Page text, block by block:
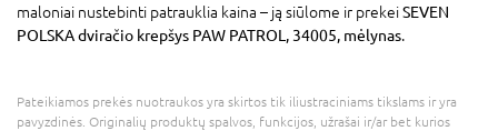
maloniai nustebinti patrauklia kaina – ją siūlome ir prekeiSEVEN
POLSKA dviračio krepšys PAW PATROL, 34005, mėlynas.
Pateikiamos prekės nuotraukos yra skirtos tik iliustraciniams tikslams ir yra
pavyzdinės. Originalių produktų spalvos, funkcijos, užrašai ir/ar bet kurios